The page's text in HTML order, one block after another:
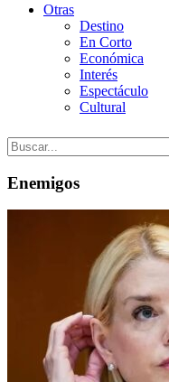
Otras
Destino
En Corto
Económica
Interés
Espectáculo
Cultural
Enemigos